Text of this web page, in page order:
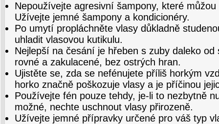
Nepoužívejte agresivní šampony, které
Užívejte jemné šampony a kondicionéry.
Po umytí propláchněte vlasy důkladně
uhladit vlasovou kutikulu.
Nejlepší na česání je hřeben s zuby daleko
rovné a zakulacené, bez ostrých hran.
Ujistěte se, zda se nefénujete příliš horkým
horko značně poškozuje vlasy a je příčinou
Používejte fén pouze tehdy, je-li to nezbytně
možné, nechte uschnout vlasy přirozeně.
Užívejte jemné přípravky určené pro váš typ